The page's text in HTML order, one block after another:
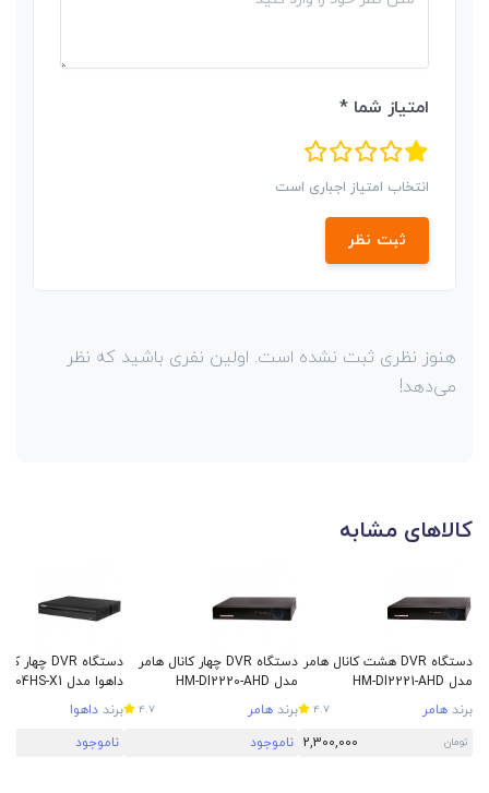
امتیاز شما *
انتخاب امتیاز اجباری است
ثبت نظر
هنوز نظری ثبت نشده است. اولین نفری باشید که نظر
می‌دهد!
کالاهای مشابه
دستگاه DVR هشت کانال هامر
مدل HM-DI2221-AHD
برند هامر 4.7
تومان 2,300,000
دستگاه DVR چهار کانال هامر
مدل HM-DI2220-AHD
برند هامر 4.7
ناموجود
داهوا مدل DH-XVR5104HS-X1
برند داهوا
ناموجود